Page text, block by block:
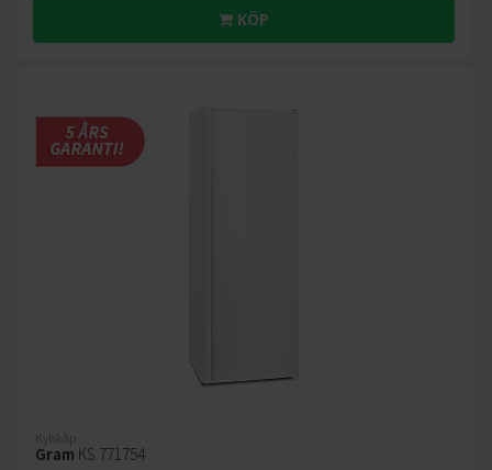
KÖP
Kylskåp
Gram KS 771754